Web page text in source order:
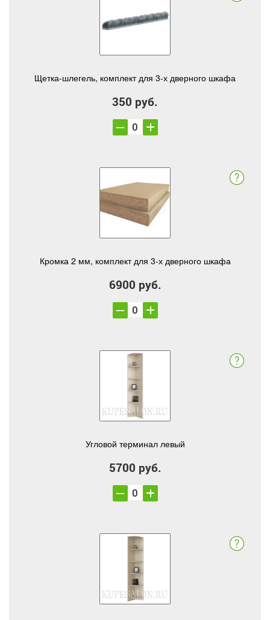
Щетка-шлегель, комплект для 3-х дверного шкафа
350 руб.
Кромка 2 мм, комплект для 3-х дверного шкафа
6900 руб.
Угловой терминал левый
5700 руб.